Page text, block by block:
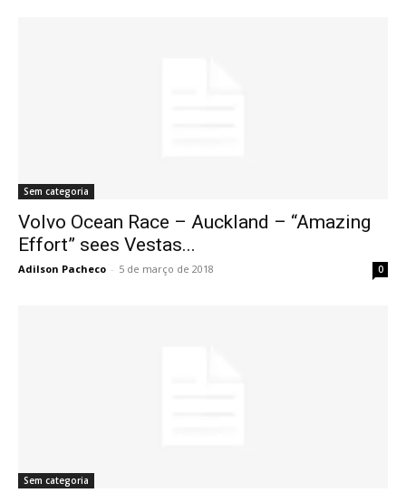
Sem categoria
Volvo Ocean Race – Auckland – “Amazing
Effort” sees Vestas...
Adilson Pacheco - 5 de março de 2018 0
Sem categoria